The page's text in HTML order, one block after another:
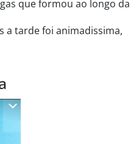
que formou ao longo da
a tarde foi animadissima,